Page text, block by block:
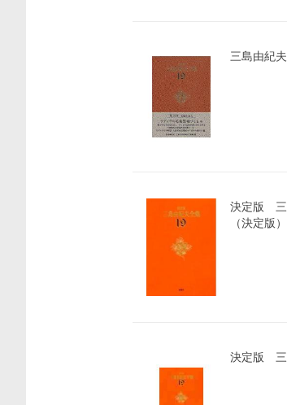
三島由紀
決定版 三
（決定版）
決定版